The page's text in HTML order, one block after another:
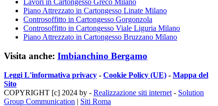
Lavori in Cartongesso Greco Milano
Piano Attrezzato in Cartongesso Linate Milano
Controsoffitto in Cartongesso Gorgonzola
Controsoffitto in Cartongesso Viale Liguria Milano
Piano Attrezzato in Cartongesso Bruzzano Milano
Visita anche: Imbianchino Bergamo
Leggi L'informativa privacy - Cookie Policy (UE) - Mappa del
Sito
COPYRIGHT [c] 2024 by - Realizzazione siti internet - Solution
Group Communication | Siti Roma